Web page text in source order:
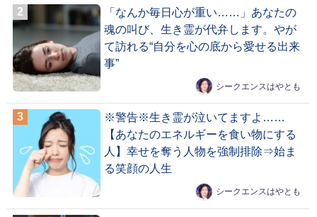
「なんか毎日心が重い……」あなたの
魂の叫び、生き霊が代弁します。やが
て訪れる“自分を心の底から愛せる出来
事”
シークエンスはやとも
※警告※生き霊が泣いてますよ……
【あなたのエネルギーを食い物にする
人】幸せを奪う人物を強制排除⇒始ま
る笑顔の人生
シークエンスはやとも